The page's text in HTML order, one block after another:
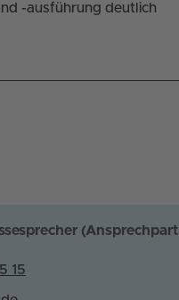
-ausführung deutlich
15